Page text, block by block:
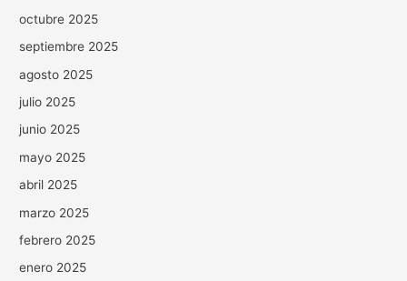
octubre 2025
septiembre 2025
agosto 2025
julio 2025
junio 2025
mayo 2025
abril 2025
marzo 2025
febrero 2025
enero 2025